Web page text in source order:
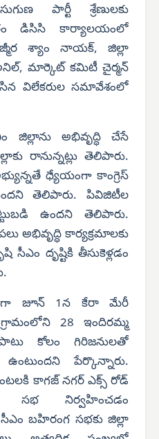
పార్టీ శ్రేణులకు
డిసిసి కార్యాలయంలో
శ్యాం నాయక్, జిల్లా
మార్కెట్ కమిటీ చైర్మన్
విలేకరుల సమావేశంలో
జిల్లాను అభివృద్ధి చేసే
రానున్నట్లు తెలిపారు.
ధ్యేయంగా కాంగ్రెస్
తెలిపారు. పివిజిటీల
ఉందని తెలిపారు.
అభివృద్ధి కార్యక్రమాలకు
సీఎం దృష్టికి తీసుకెళ్లడం
జూన్ 1న కేరా మేరీ
28 ఇందిరమ్మ
కోలం గిరిజనులతో
పేర్కొన్నారు.
కాగజ్ నగర్ ఎక్స్ రోడ్
సభ నిర్వహించడం
బహిరంగ సభకు జిల్లా